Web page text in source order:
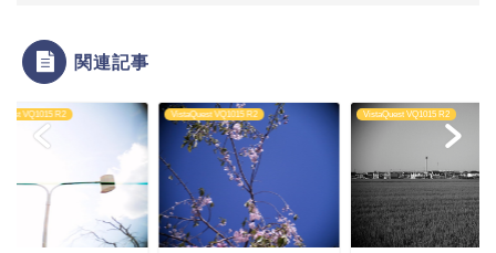
関連記事
VQ1015 R2 VistaQuest VQ1015 R2 VistaQuest VQ1015 R2